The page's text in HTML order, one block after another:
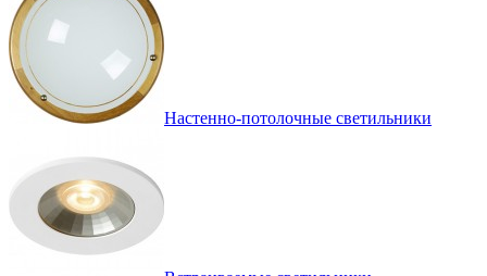
Настенно-потолочные светильники